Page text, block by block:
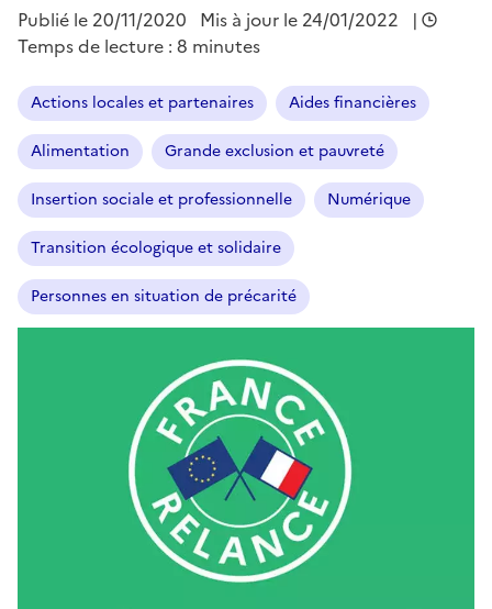
Publié le 20/11/2020 Mis à jour le 24/01/2022
|
Temps de lecture : 8 minutes
Actions locales et partenaires Aides financières
Alimentation Grande exclusion et pauvreté
Insertion sociale et professionnelle Numérique
Transition écologique et solidaire
Personnes en situation de précarité